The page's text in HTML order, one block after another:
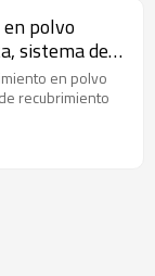
polvo
sistema de
polvoen polvo
recubrimiento